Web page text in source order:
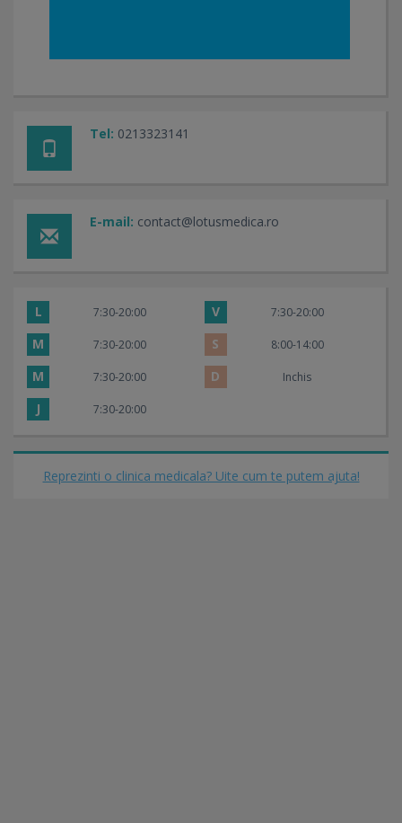
Tel: 0213323141
E-mail: contact@lotusmedica.ro
L 7:30-20:00 V 7:30-20:00
M 7:30-20:00 S 8:00-14:00
M 7:30-20:00 D Inchis
J 7:30-20:00
Reprezinti o clinica medicala? Uite cum te putem ajuta!